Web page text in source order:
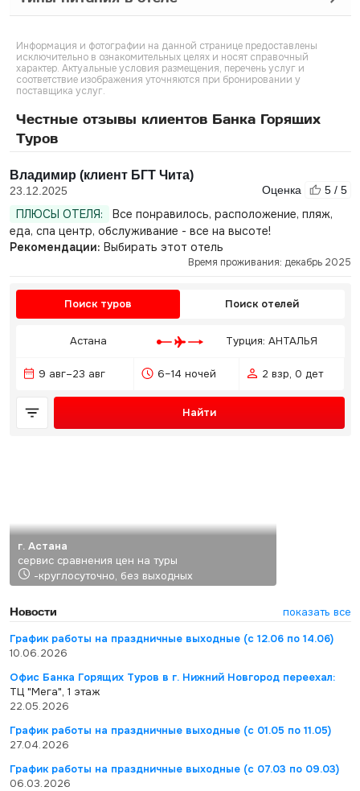
Информация и фотографии на данной странице предоставлены
исключительно в ознакомительных целях и носят справочный
характер. Актуальные условия размещения, перечень услуг и
соответствие изображения уточняются при бронировании у
поставщика услуг.
Честные отзывы клиентов Банка Горящих
Туров
Владимир (клиент БГТ Чита)
23.12.2025 Оценка 5 / 5
ПЛЮСЫ ОТЕЛЯ:
Все понравилось, расположение, пляж,
еда, спа центр, обслуживание - все на высоте!
Рекомендации: Выбирать этот отель
Время проживания: декабрь 2025
Поиск туров Поиск отелей
Астана Турция: АНТАЛЬЯ
9 авг–23 авг 6–14 ночей 2 взр, 0 дет
Найти
г. Астана
сервис сравнения цен на туры
-круглосуточно, без выходных
Новости
показать все
График работы на праздничные выходные (с 12.06 по 14.06)
10.06.2026
Офис Банка Горящих Туров в г. Нижний Новгород переехал:
ТЦ "Мега", 1 этаж
22.05.2026
График работы на праздничные выходные (с 01.05 по 11.05)
27.04.2026
График работы на праздничные выходные (с 07.03 по 09.03)
06.03.2026